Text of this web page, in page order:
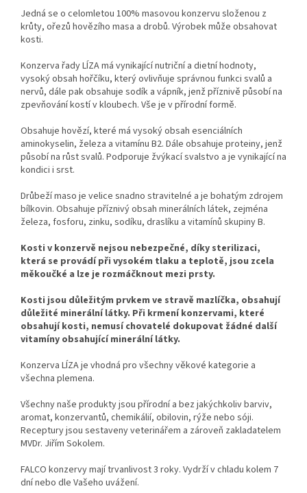
Jedná se o celomletou 100% masovou konzervu složenou z
krůty, ořezů hovězího masa a drobů. Výrobek může obsahovat
kosti.
Konzerva řady LÍZA má vynikající nutriční a dietní hodnoty,
vysoký obsah hořčíku, který ovlivňuje správnou funkci svalů a
nervů, dále pak obsahuje sodík a vápník, jenž příznivě působí na
zpevňování kostí v kloubech. Vše je v přírodní formě.
Obsahuje hovězí, které má vysoký obsah esenciálních
aminokyselin, železa a vitamínu B2. Dále obsahuje proteiny, jenž
působí na růst svalů. Podporuje žvýkací svalstvo a je vynikající na
kondici i srst.
Drůbeží maso je velice snadno stravitelné a je bohatým zdrojem
bílkovin. Obsahuje příznivý obsah minerálních látek, zejména
železa, fosforu, zinku, sodíku, draslíku a vitamínů skupiny B.
Kosti v konzervě nejsou nebezpečné, díky sterilizaci,
která se provádí při vysokém tlaku a teplotě, jsou zcela
měkoučké a lze je rozmáčknout mezi prsty.
Kosti jsou důležitým prvkem ve stravě mazlíčka, obsahují
důležité minerální látky. Při krmení konzervami, které
obsahují kosti, nemusí chovatelé dokupovat žádné další
vitamíny obsahující minerální látky.
Konzerva LÍZA je vhodná pro všechny věkové kategorie a
všechna plemena.
Všechny naše produkty jsou přírodní a bez jakýchkoliv barviv,
aromat, konzervantů, chemikálií, obilovin, rýže nebo sóji.
Receptury jsou sestaveny veterinářem a zároveň zakladatelem
MVDr. Jiřím Sokolem.
FALCO konzervy mají trvanlivost 3 roky. Vydrží v chladu kolem 7
dní nebo dle Vašeho uvážení.